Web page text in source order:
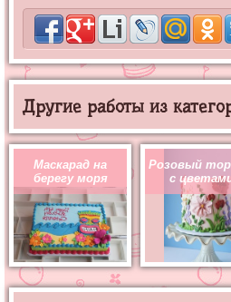
Другие работы из
Маскарад на
берегу моря
Розовый
с